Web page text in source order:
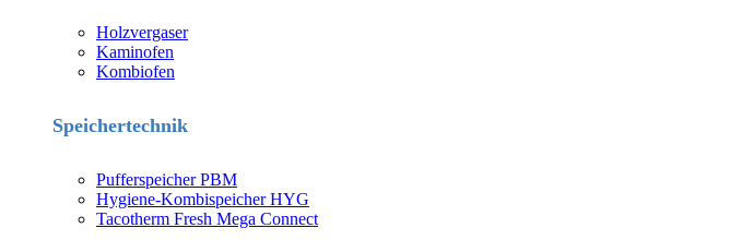
Holzvergaser
Kaminofen
Kombiofen
Speichertechnik
Pufferspeicher PBM
Hygiene-Kombispeicher HYG
Tacotherm Fresh Mega Connect